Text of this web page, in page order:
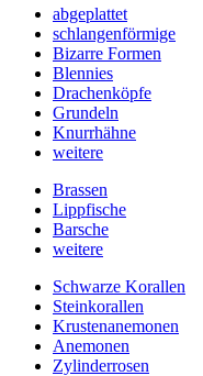
abgeplattet
schlangenförmige
Bizarre Formen
Blennies
Drachenköpfe
Grundeln
Knurrhähne
weitere
Brassen
Lippfische
Barsche
weitere
Schwarze Korallen
Steinkorallen
Krustenanemonen
Anemonen
Zylinderrosen